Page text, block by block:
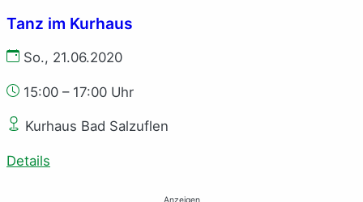
Tanz im Kur­haus
So., 21.06.2020
15:00 – 17:00 Uhr
Kurhaus Bad Salzuflen
Details